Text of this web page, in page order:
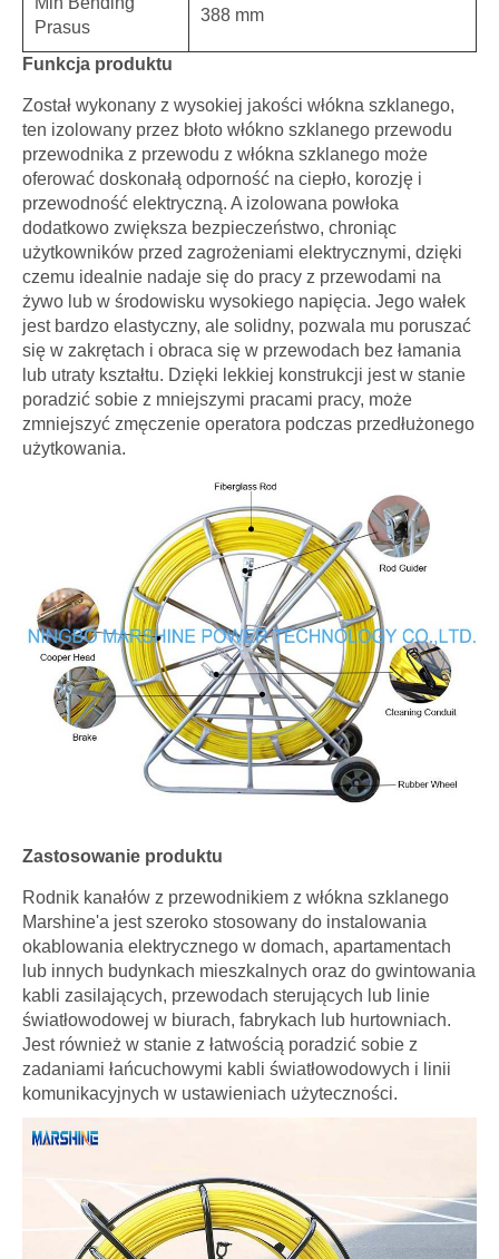
Prasus
388 mm
Funkcja produktu
Został wykonany z wysokiej jakości włókna szklanego,
ten izolowany przez błoto włókno szklanego przewodu
przewodnika z przewodu z włókna szklanego może
oferować doskonałą odporność na ciepło, korozję i
przewodność elektryczną. A izolowana powłoka
dodatkowo zwiększa bezpieczeństwo, chroniąc
użytkowników przed zagrożeniami elektrycznymi, dzięki
czemu idealnie nadaje się do pracy z przewodami na
żywo lub w środowisku wysokiego napięcia. Jego wałek
jest bardzo elastyczny, ale solidny, pozwala mu poruszać
się w zakrętach i obraca się w przewodach bez łamania
lub utraty kształtu. Dzięki lekkiej konstrukcji jest w stanie
poradzić sobie z mniejszymi pracami pracy, może
zmniejszyć zmęczenie operatora podczas przedłużonego
użytkowania.
Zastosowanie produktu
Rodnik kanałów z przewodnikiem z włókna szklanego
Marshine'a jest szeroko stosowany do instalowania
okablowania elektrycznego w domach, apartamentach
lub innych budynkach mieszkalnych oraz do gwintowania
kabli zasilających, przewodach sterujących lub linie
światłowodowej w biurach, fabrykach lub hurtowniach.
Jest również w stanie z łatwością poradzić sobie z
zadaniami łańcuchowymi kabli światłowodowych i linii
komunikacyjnych w ustawieniach użyteczności.